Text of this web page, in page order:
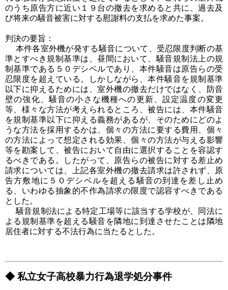
のうち原告方に近い１９台の撤去を求めると共に、過去及
び将来の騒音被害に対する慰謝料の支払を求めた事案。
判決の要旨：
本件各室外機が発する騒音について、受忍限度判断の基
準とすべき規制基準は、昼間において、騒音規制法上の規
制基準である５０デシベルであり、本件騒音は原告らの受
忍限度を超えている。しかしながら、本件騒音を規制基準
以下に抑えるためには、室外機の撤去だけではなく、防音
壁の強化、騒音の小さな機種への更新、設定温度の変更
等、様々な方法が考えられるところ、被告には、本件騒音
を規制基準以下に抑える義務があるが、そのためにどのよ
うな方法を採用するかは、個々の方法に要する費用、個々
の方法によって想定される効果、個々の方法が与える影響
等を勘案して、被告において自由に選択することを容認す
るべきである。したがって、原告らの被告に対する差止め
請求については、上記各室外機の撤去請求は許されず、原
告方敷地に５０デシベルを超える騒音の到達を差し止め
る、いわゆる抽象的不作為請求の限度で認容すべきである
とした。
騒音規制法による特定工場等に該当する学校が、同法に
よる規制基準を超える騒音を隣地に到達させたことは隣地
居住者に対する不法行為に当たるとした。
◆ 私立女子高校暴力行為退学処分事件